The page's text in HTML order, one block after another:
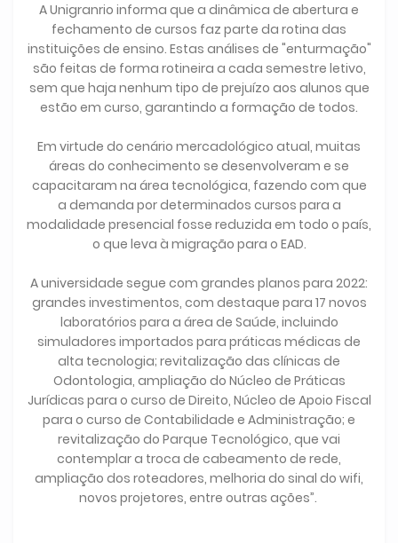
A Unigranrio informa que a dinâmica de abertura e
fechamento de cursos faz parte da rotina das
instituições de ensino. Estas análises de "enturmação"
são feitas de forma rotineira a cada semestre letivo,
sem que haja nenhum tipo de prejuízo aos alunos que
estão em curso, garantindo a formação de todos.
Em virtude do cenário mercadológico atual, muitas
áreas do conhecimento se desenvolveram e se
capacitaram na área tecnológica, fazendo com que
a demanda por determinados cursos para a
modalidade presencial fosse reduzida em todo o país,
o que leva à migração para o EAD.
A universidade segue com grandes planos para 2022:
grandes investimentos, com destaque para 17 novos
laboratórios para a área de Saúde, incluindo
simuladores importados para práticas médicas de
alta tecnologia; revitalização das clínicas de
Odontologia, ampliação do Núcleo de Práticas
Jurídicas para o curso de Direito, Núcleo de Apoio Fiscal
para o curso de Contabilidade e Administração; e
revitalização do Parque Tecnológico, que vai
contemplar a troca de cabeamento de rede,
ampliação dos roteadores, melhoria do sinal do wifi,
novos projetores, entre outras ações”.